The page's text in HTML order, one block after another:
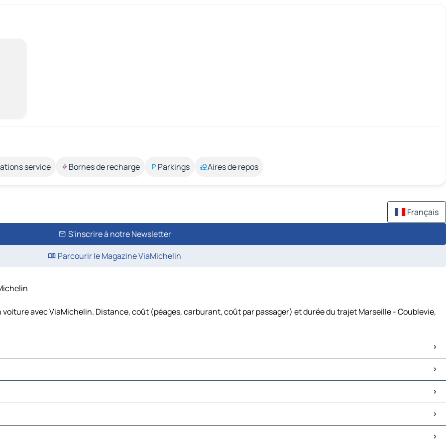
service Bornes de recharge Parkings Aires de repos
Français
S'inscrire à notre Newsletter
Parcourir le Magazine ViaMichelin
avec ViaMichelin. Distance, coût (péages, carburant, coût par passager) et durée du trajet Marseille - Coublevie,